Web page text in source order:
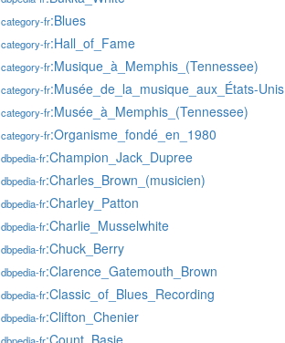
category-fr:Blues
category-fr:Hall_of_Fame
category-fr:Musique_à_Memphis_(Tennessee)
category-fr:Musée_de_la_musique_aux_États-Unis
category-fr:Musée_à_Memphis_(Tennessee)
category-fr:Organisme_fondé_en_1980
dbpedia-fr:Champion_Jack_Dupree
dbpedia-fr:Charles_Brown_(musicien)
dbpedia-fr:Charley_Patton
dbpedia-fr:Charlie_Musselwhite
dbpedia-fr:Chuck_Berry
dbpedia-fr:Clarence_Gatemouth_Brown
dbpedia-fr:Classic_of_Blues_Recording
dbpedia-fr:Clifton_Chenier
:Count_Basie